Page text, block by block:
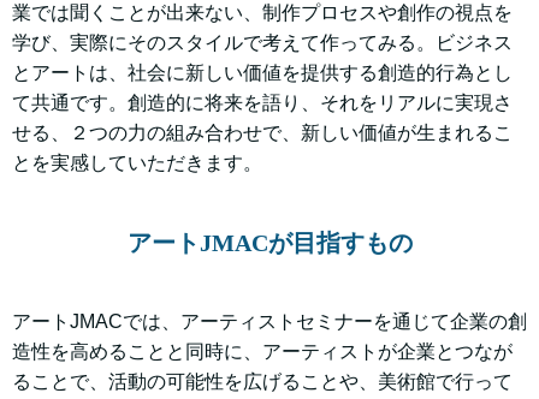
業では聞くことが出来ない、制作プロセスや創作の視点を
学び、実際にそのスタイルで考えて作ってみる。ビジネス
とアートは、社会に新しい価値を提供する創造的行為とし
て共通です。創造的に将来を語り、それをリアルに実現さ
せる、２つの力の組み合わせで、新しい価値が生まれるこ
とを実感していただきます。
アートJMACが目指すもの
アートJMACでは、アーティストセミナーを通じて企業の創
造性を高めることと同時に、アーティストが企業とつなが
ることで、活動の可能性を広げることや、美術館で行って